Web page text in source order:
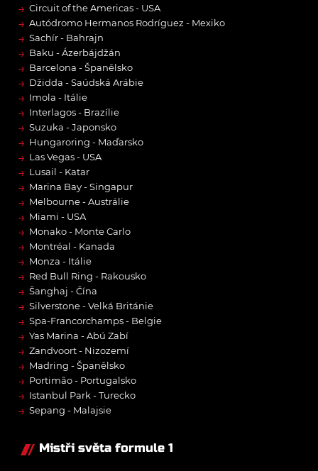
→ Circuit of the Americas - USA
→ Autódromo Hermanos Rodríguez - Mexiko
→ Sachír - Bahrajn
→ Baku - Ázerbájdžán
→ Barcelona - Španělsko
→ Džidda - Saúdská Arábie
→ Imola - Itálie
→ Interlagos - Brazílie
→ Suzuka - Japonsko
→ Hungaroring - Maďarsko
→ Las Vegas - USA
→ Lusail - Katar
→ Marina Bay - Singapur
→ Melbourne - Austrálie
→ Miami - USA
→ Monako - Monte Carlo
→ Montréal - Kanada
→ Monza - Itálie
→ Red Bull Ring - Rakousko
→ Šanghaj - Čína
→ Silverstone - Velká Británie
→ Spa-Francorchamps - Belgie
→ Yas Marina - Abú Zabí
→ Zandvoort - Nizozemí
→ Madring - Španělsko
→ Portimão - Portugalsko
→ Istanbul Park - Turecko
→ Sepang - Malajsie
Mistři světa formule 1